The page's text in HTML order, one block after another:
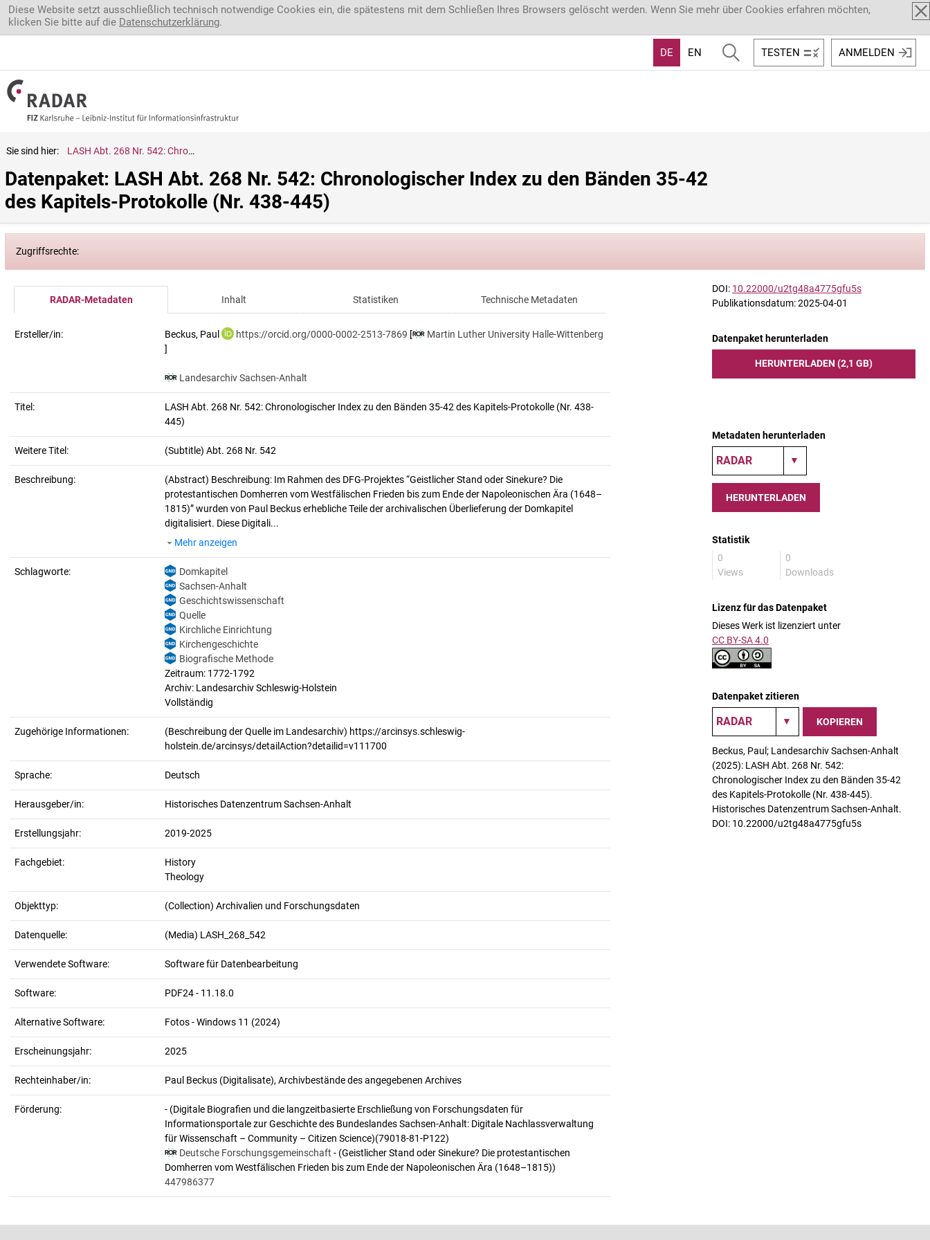
Direkt zum Inhalt
Diese Website setzt ausschließlich technisch notwendige Cookies ein, die spätestens mit dem Schließen Ihres Browsers gelöscht werden. Wenn Sie mehr über Cookies erfahren möchten,
klicken Sie bitte auf die Datenschutzerklärung.
DE EN TESTEN ANMELDEN
Sie sind hier: LASH Abt. 268 Nr. 542: Chronologischer Index zu den Bänden 35-42 des Kapitels-Protokolle (Nr. 438-445)
Datenpaket: LASH Abt. 268 Nr. 542: Chronologischer Index zu den Bänden 35-42
des Kapitels-Protokolle (Nr. 438-445)
Zugriffsrechte:
RADAR-Metadaten Inhalt Statistiken Technische Metadaten
Ersteller/in: Beckus, Paul https://orcid.org/0000-0002-2513-7869 [
Martin Luther University Halle-Wittenberg
]
Landesarchiv Sachsen-Anhalt
Titel:
LASH Abt. 268 Nr. 542: Chronologischer Index zu den Bänden 35-42 des Kapitels-Protokolle (Nr. 438-
445)
Weitere Titel: (Subtitle) Abt. 268 Nr. 542
Beschreibung: (Abstract) Beschreibung: Im Rahmen des DFG-Projektes “Geistlicher Stand oder Sinekure? Die
protestantischen Domherren vom Westfälischen Frieden bis zum Ende der Napoleonischen Ära (1648–
1815)” wurden von Paul Beckus erhebliche Teile der archivalischen Überlieferung der Domkapitel
digitalisiert. Diese Digitali...
Mehr anzeigen
Schlagworte:
Domkapitel
Sachsen-Anhalt
Geschichtswissenschaft
Quelle
Kirchliche Einrichtung
Kirchengeschichte
Biografische Methode
Zeitraum: 1772-1792
Archiv: Landesarchiv Schleswig-Holstein
Vollständig
Zugehörige Informationen:
(Beschreibung der Quelle im Landesarchiv) https://arcinsys.schleswig-
holstein.de/arcinsys/detailAction?detailid=v111700
Sprache: Deutsch
Herausgeber/in: Historisches Datenzentrum Sachsen-Anhalt
Erstellungsjahr: 2019-2025
Fachgebiet:
History
Theology
Objekttyp: (Collection) Archivalien und Forschungsdaten
Datenquelle: (Media) LASH_268_542
Verwendete Software: Software für Datenbearbeitung
Software: PDF24 - 11.18.0
Alternative Software: Fotos - Windows 11 (2024)
Erscheinungsjahr: 2025
Rechteinhaber/in: Paul Beckus (Digitalisate), Archivbestände des angegebenen Archives
Förderung:
- (Digitale Biografien und die langzeitbasierte Erschließung von Forschungsdaten für
Informationsportale zur Geschichte des Bundeslandes Sachsen-Anhalt: Digitale Nachlassverwaltung
für Wissenschaft – Community – Citizen Science)(79018-81-P122)
Deutsche Forschungsgemeinschaft - (Geistlicher Stand oder Sinekure? Die protestantischen
Domherren vom Westfälischen Frieden bis zum Ende der Napoleonischen Ära (1648–1815))
447986377
DOI: 10.22000/u2tg48a4775gfu5s
Publikationsdatum: 2025-04-01
Datenpaket herunterladen
HERUNTERLADEN (2,1 GB)
Metadaten herunterladen
HERUNTERLADEN
Statistik
0
Views
0
Downloads
Lizenz für das Datenpaket
Dieses Werk ist lizenziert unter
CC BY-SA 4.0
Datenpaket zitieren
KOPIEREN
Beckus, Paul; Landesarchiv Sachsen-Anhalt
(2025): LASH Abt. 268 Nr. 542:
Chronologischer Index zu den Bänden 35-42
des Kapitels-Protokolle (Nr. 438-445).
Historisches Datenzentrum Sachsen-Anhalt.
DOI: 10.22000/u2tg48a4775gfu5s